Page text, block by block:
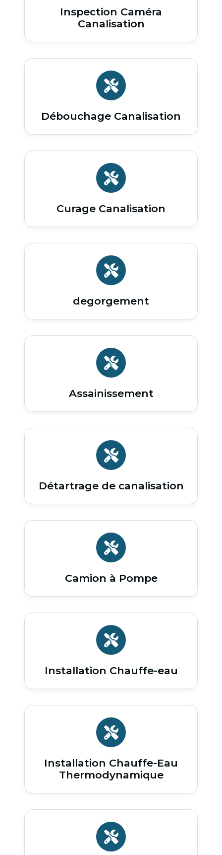
Inspection Caméra
Canalisation
Débouchage Canalisation
Curage Canalisation
degorgement
Assainissement
Détartrage de canalisation
Camion à Pompe
Installation Chauffe-eau
Installation Chauffe-Eau
Thermodynamique